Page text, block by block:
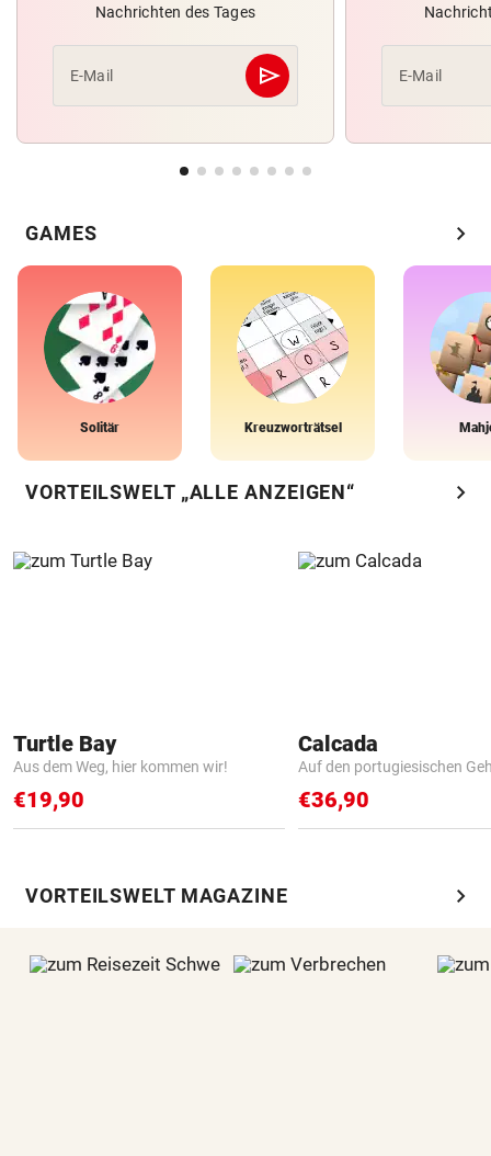
Nachrichten des Tages
E-Mail send
Abschicken E-Mail
GAMES chevron_right
Solitär Kreuzworträtsel
VORTEILSWELT „ALLE ANZEIGEN“ chevron_right
Turtle Bay
Aus dem Weg, hier kommen wir!
€19,90
Calcada
Auf den portugiesischen
€36,90
VORTEILSWELT MAGAZINE chevron_right